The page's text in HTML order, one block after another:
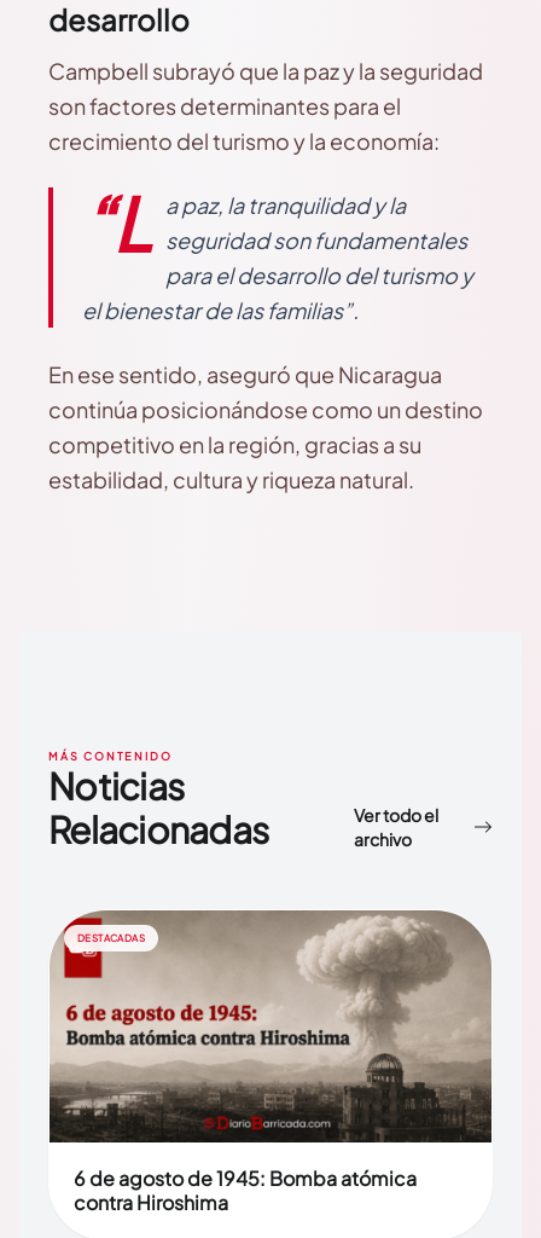
desarrollo
Campbell subrayó que la paz y la seguridad
son factores determinantes para el
crecimiento del turismo y la economía:
“L a paz, la tranquilidad y la
seguridad son fundamentales
para el desarrollo del turismo y
el bienestar de las familias”.
En ese sentido, aseguró que Nicaragua
continúa posicionándose como un destino
competitivo en la región, gracias a su
estabilidad, cultura y riqueza natural.
MÁS CONTENIDO
Noticias
Relacionadas
Ver todo el
archivo
DESTACADAS
6 de agosto de 1945: Bomba atómica
contra Hiroshima